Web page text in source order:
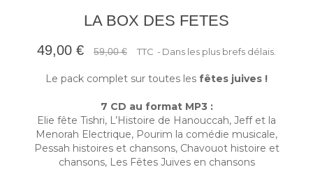
LA BOX DES FETES
49,00 € 59,00 € TTC Dans les plus brefs délais.
Le pack complet sur toutes les fêtes juives !
7 CD au format MP3 :
Elie fête Tishri, L’Histoire de Hanouccah, Jeff et la
Menorah Electrique, Pourim la comédie musicale,
Pessah histoires et chansons, Chavouot histoire et
chansons, Les Fêtes Juives en chansons